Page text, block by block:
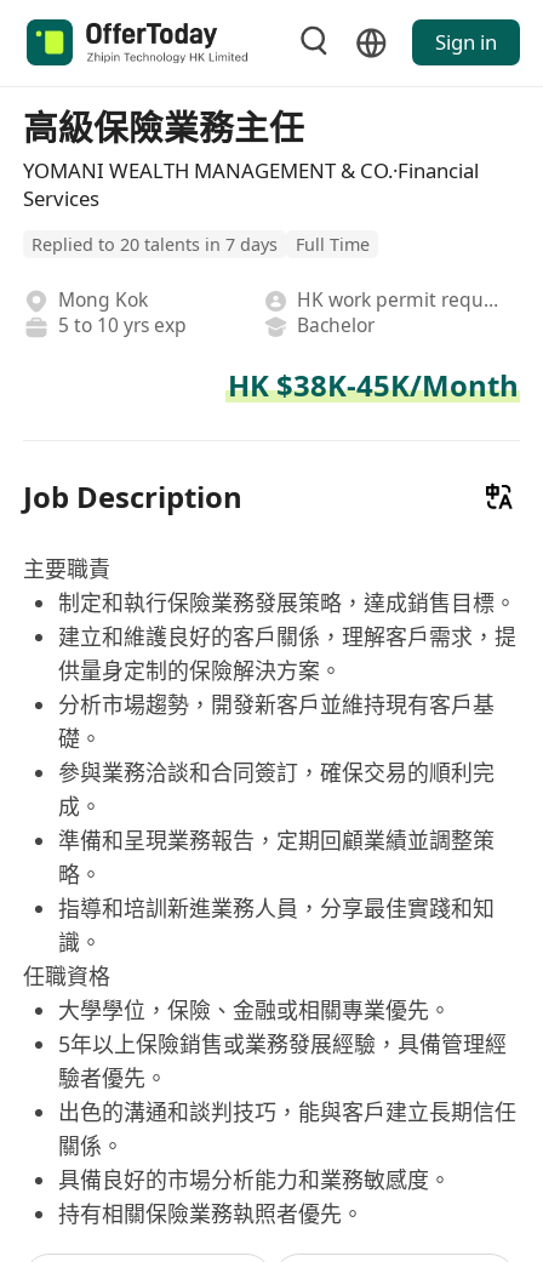
Sign in
高級保險業務主任
YOMANI WEALTH MANAGEMENT & CO.·Financial
Services
Replied to 20 talents in 7 days Full Time
Mong Kok
HK work permit required
5 to 10 yrs exp
Bachelor
HK $38K-45K/Month
Job Description
主要職責
制定和執行保險業務發展策略，達成銷售目標。
建立和維護良好的客戶關係，理解客戶需求，提
供量身定制的保險解決方案。
分析市場趨勢，開發新客戶並維持現有客戶基
礎。
參與業務洽談和合同簽訂，確保交易的順利完
成。
準備和呈現業務報告，定期回顧業績並調整策
略。
指導和培訓新進業務人員，分享最佳實踐和知
識。
任職資格
大學學位，保險、金融或相關專業優先。
5年以上保險銷售或業務發展經驗，具備管理經
驗者優先。
出色的溝通和談判技巧，能與客戶建立長期信任
關係。
具備良好的市場分析能力和業務敏感度。
持有相關保險業務執照者優先。